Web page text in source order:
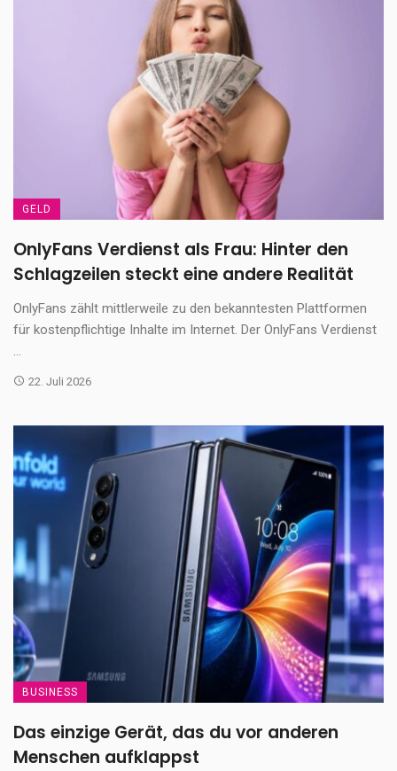
GELD
OnlyFans Verdienst als Frau: Hinter den
Schlagzeilen steckt eine andere Realität
OnlyFans zählt mittlerweile zu den bekanntesten Plattformen
für kostenpflichtige Inhalte im Internet. Der OnlyFans Verdienst
22. Juli 2026
BUSINESS
Das einzige Gerät, das du vor anderen
Menschen aufklappst